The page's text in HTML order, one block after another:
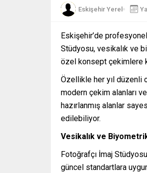
Eskişehir Yerel
Eskişehir’de
Stüdyosu, vesikalık ve
özel konsept çekimlere
Özellikle her yıl düzenli
modern çekim alanları
hazırlanmış alanlar
edilebiliyor.
Vesikalık ve
Fotoğrafçı İmaj
güncel standartlara